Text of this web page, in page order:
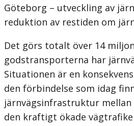
Göteborg – utveckling av
reduktion av restiden om
Det görs totalt över 14
godstransporterna har
Situationen är en
den förbindelse som idag
järnvägsinfra­struktur
den kraftigt ökade